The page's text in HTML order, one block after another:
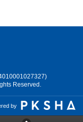
Reserved.
by